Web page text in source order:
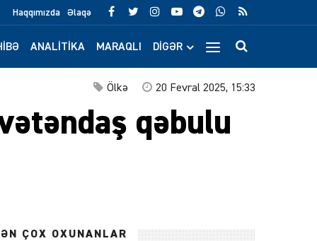
Haqqımızda Əlaqə
ANALITIKA MARAQLI DIGƏR
20 Fevral 2025, 15:33
Ölkə
qəbulu
ƏN ÇOX OXUNANLAR